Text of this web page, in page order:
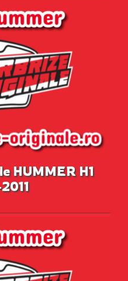
HUMMER H1